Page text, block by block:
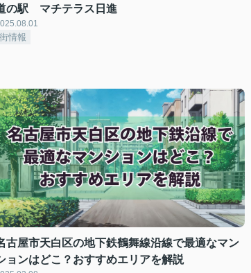
の駅 マチテラス日進
街情報
古屋市天白区の地下鉄鶴舞線沿線で最適なマン
ョンはどこ？おすすめエリアを解説